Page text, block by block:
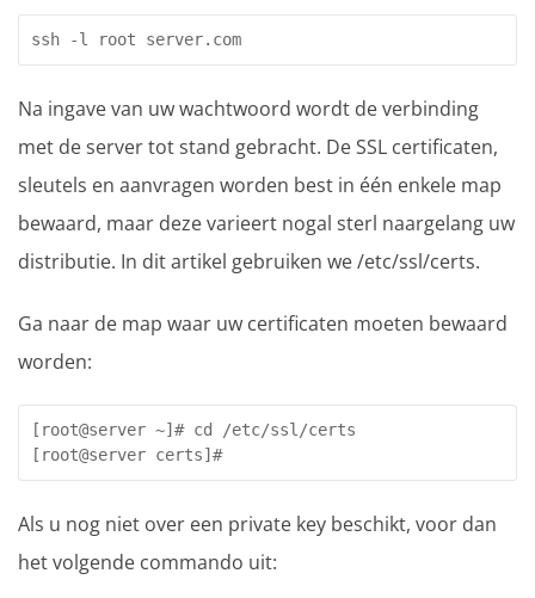
ssh -l root server.com
Na ingave van uw wachtwoord wordt de verbinding
met de server tot stand gebracht. De SSL certificaten,
sleutels en aanvragen worden best in één enkele map
bewaard, maar deze varieert nogal sterl naargelang uw
distributie. In dit artikel gebruiken we /etc/ssl/certs.
Ga naar de map waar uw certificaten moeten bewaard
worden:
[root@server ~]# cd /etc/ssl/certs
[root@server certs]#
Als u nog niet over een private key beschikt, voor dan
het volgende commando uit: